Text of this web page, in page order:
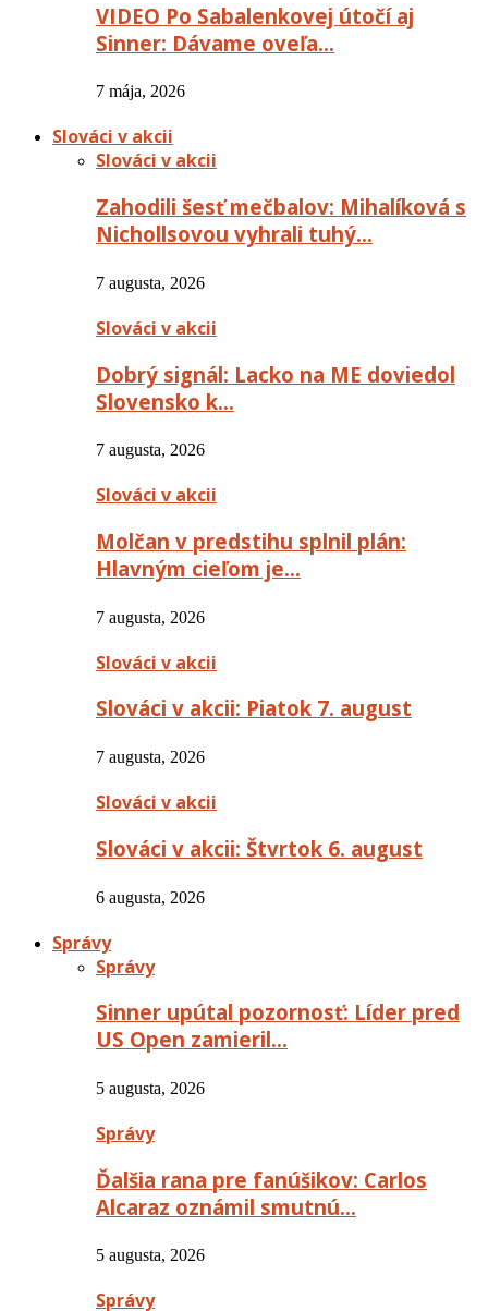
VIDEO Po Sabalenkovej útočí aj
Sinner: Dávame oveľa…
7 mája, 2026
Slováci v akcii
Slováci v akcii
Zahodili šesť mečbalov: Mihalíková s
Nichollsovou vyhrali tuhý…
7 augusta, 2026
Slováci v akcii
Dobrý signál: Lacko na ME doviedol
Slovensko k…
7 augusta, 2026
Slováci v akcii
Molčan v predstihu splnil plán:
Hlavným cieľom je…
7 augusta, 2026
Slováci v akcii
Slováci v akcii: Piatok 7. august
7 augusta, 2026
Slováci v akcii
Slováci v akcii: Štvrtok 6. august
6 augusta, 2026
Správy
Správy
Sinner upútal pozornosť: Líder pred
US Open zamieril…
5 augusta, 2026
Správy
Ďalšia rana pre fanúšikov: Carlos
Alcaraz oznámil smutnú…
5 augusta, 2026
Správy